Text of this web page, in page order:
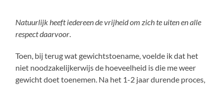
Natuurlijk heeft iedereen de vrijheid om zich te uiten en alle
respect daarvoor.
Toen, bij terug wat gewichtstoename, voelde ik dat het
niet noodzakelijkerwijs de hoeveelheid is die me weer
gewicht doet toenemen. Na het 1-2 jaar durende proces,